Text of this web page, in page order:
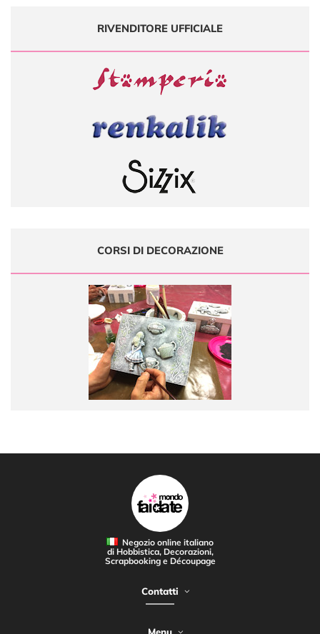
RIVENDITORE UFFICIALE
CORSI DI DECORAZIONE
Negozio online italiano
di Hobbistica, Decorazioni,
Scrapbooking e Découpage
Contatti